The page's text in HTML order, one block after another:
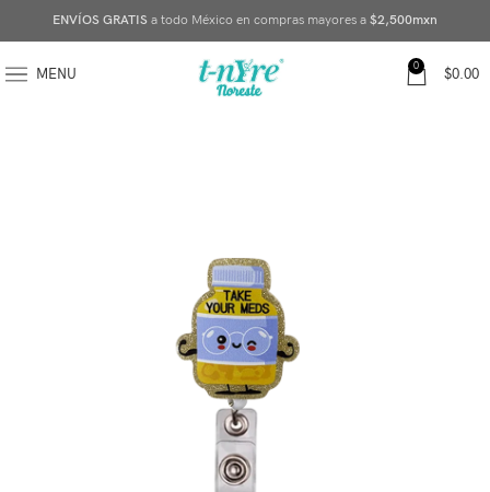
ENVÍOS GRATIS a todo México en compras mayores a $2,500mxn
MENU 0 $0.00